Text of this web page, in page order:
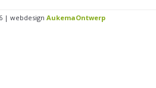
| webdesign AukemaOntwerp